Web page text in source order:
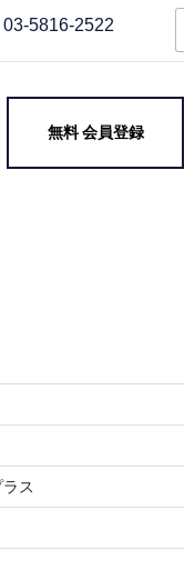
03-5816-2522
品質・
無料 会員登録
ス